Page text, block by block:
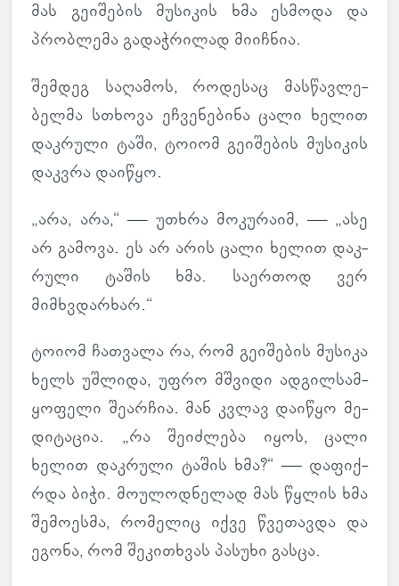
მას გე­ი­შე­ბის მუ­სი­კის ხმა ეს­მოდა და
პრობ­ლემა გა­დაჭ­რი­ლად მი­იჩ­ნია.
შემ­დეგ სა­ღა­მოს, რო­დე­საც მას­წავ­ლე­
ბელმა სთხოვა ეჩ­ვე­ნე­ბინა ცალი ხელით
დაკ­რული ტაში, ტოიომ გე­ი­შე­ბის მუ­სი­კის
დაკ­ვრა და­ი­წყო.
„არა, არა,“ — უთხრა მო­კუ­რაიმ, — „ასე
არ გა­მოვა. ეს არ არის ცალი ხელით დაკ­
რული ტაშის ხმა. სა­ერ­თოდ ვერ
მიმხვდარ­ხარ.“
ტოიომ ჩათ­ვალა რა, რომ გე­ი­შე­ბის მუ­სიკა
ხელს უშ­ლიდა, უფრო მშვიდი ად­გილ­სამ­
ყო­ფელი შე­არ­ჩია. მან კვლავ და­ი­წყო მე­
დი­ტა­ცია. „რა შე­იძ­ლება იყოს, ცალი
ხელით დაკ­რული ტაშის ხმა?“ — და­ფიქ­
რდა ბიჭი. მო­უ­ლოდ­ნე­ლად მას წყლის ხმა
შე­მო­ესმა, რო­მე­ლიც იქვე წვე­თავდა და
ეგონა, რომ შე­კი­თხვას პა­სუხი გასცა.